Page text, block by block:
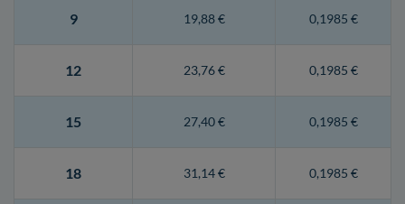
9 19,88 € 0,1985 €
12 23,76 € 0,1985 €
15 27,40 € 0,1985 €
18 31,14 € 0,1985 €